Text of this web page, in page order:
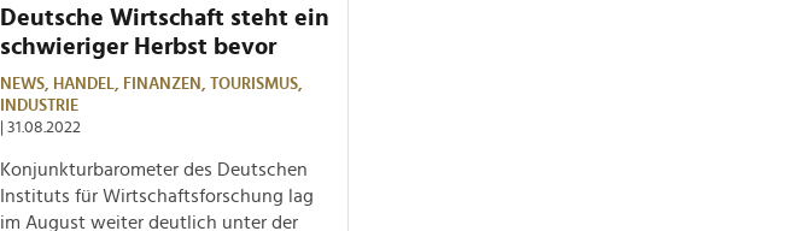
Deutsche Wirtschaft steht ein
schwieriger Herbst bevor
NEWS, HANDEL, FINANZEN, TOURISMUS,
INDUSTRIE
| 31.08.2022
Konjunkturbarometer des Deutschen
Instituts für Wirtschaftsforschung lag
im August weiter deutlich unter der